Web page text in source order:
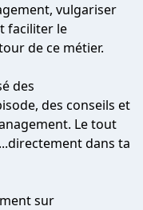
vulgariser
faciliter le
de ce métier.
des
des conseils et
Le tout
dans ta
sur